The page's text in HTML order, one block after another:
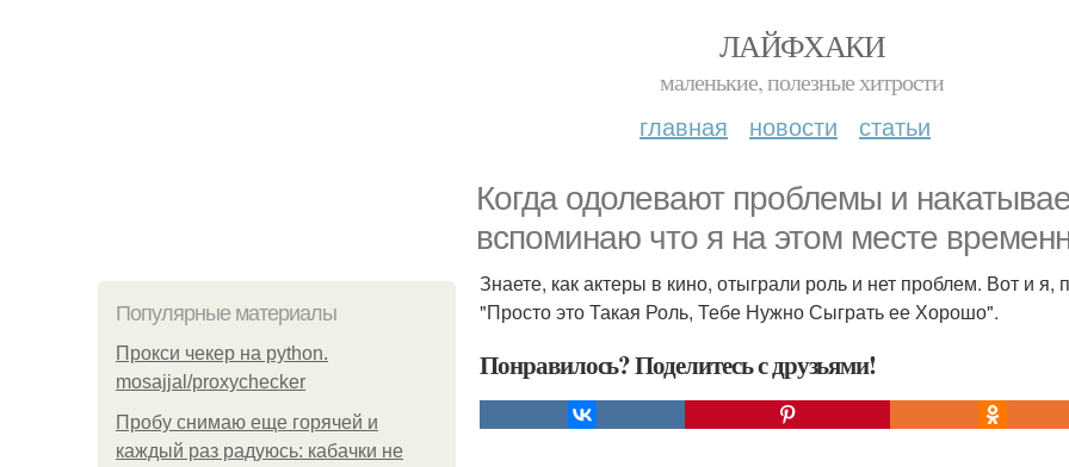
ЛАЙФХАКИ
маленькие, полезные хитрости
главная новости статьи
Когда одолевают проблемы и
вспоминаю что я на этом месте
Популярные материалы
Прокси чекер на python.
mosajjal/proxychecker
Пробу снимаю еще горячей и
каждый раз радуюсь: кабачки не
Знаете, как актеры в кино, отыграли роль и нет проблем. Вот и
"Просто это Такая Роль, Тебе Нужно Сыграть ее Хорошо".
Понравилось? Поделитесь с друзьями!